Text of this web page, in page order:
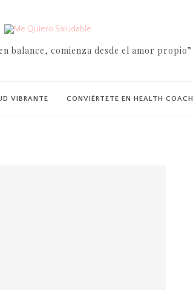
balance, comienza desde el amor propio”
VIBRANTE CONVIÉRTETE EN HEALTH COACH